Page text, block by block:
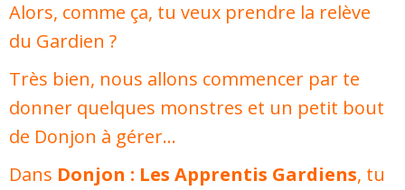
Alors, comme ça, tu veux prendre la relève
du Gardien ?
Très bien, nous allons commencer par te
donner quelques monstres et un petit bout
de Donjon à gérer…
Dans Donjon : Les Apprentis Gardiens, tu